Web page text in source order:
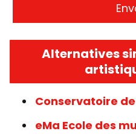
Alternatives
Conservatoire
eMa Ecole des